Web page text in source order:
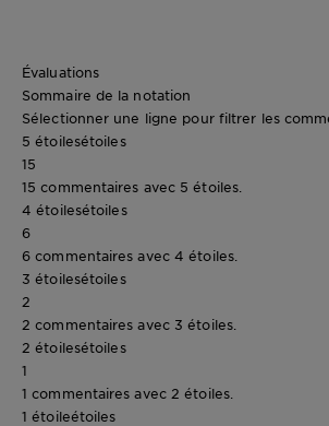
Évaluations
Sommaire de la notation
Sélectionner une ligne pour filtrer les
5 étoilesétoiles
15
15 commentaires avec 5 étoiles.
4 étoilesétoiles
6
6 commentaires avec 4 étoiles.
3 étoilesétoiles
2
2 commentaires avec 3 étoiles.
2 étoilesétoiles
1
1 commentaires avec 2 étoiles.
1 étoileétoiles